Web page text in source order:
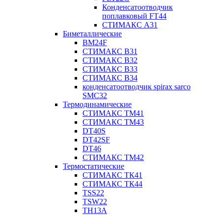
Конденсатоотводчик
поплавковый FT44
СТИМАКС А31
Биметаллические
BM24F
СТИМАКС B31
СТИМАКС В32
СТИМАКС В33
СТИМАКС B34
конденсатоотводчик spirax sarco
SMC32
Термодинамические
СТИМАКС ТМ41
СТИМАКС ТМ43
DT40S
DT42SF
DT46
СТИМАКС ТМ42
Термостатические
СТИМАКС ТК41
СТИМАКС ТК44
TSS22
TSW22
TH13A